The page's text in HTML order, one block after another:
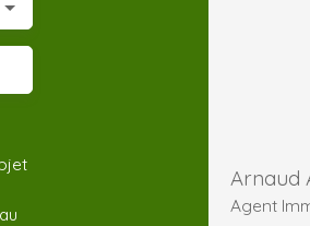
Arnaud
Agent